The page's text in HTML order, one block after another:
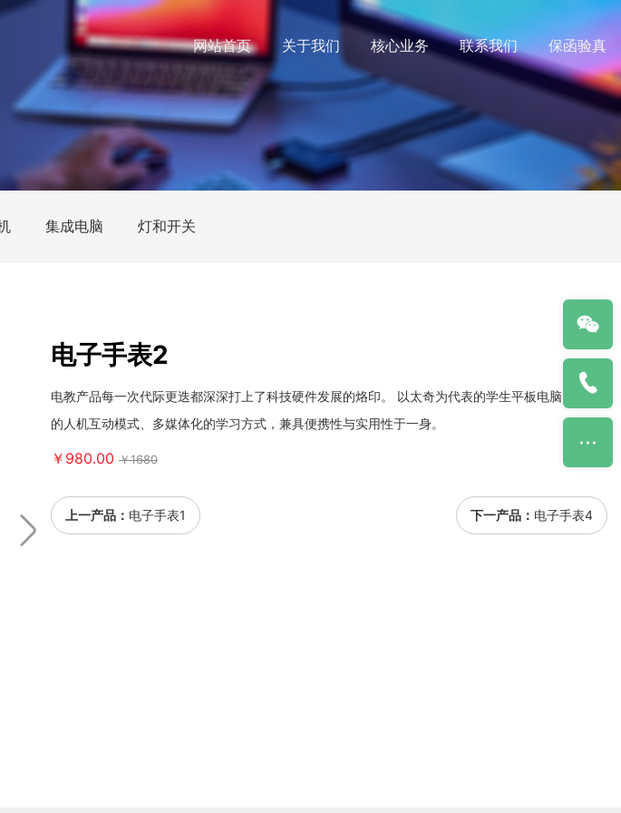
网站首页 关于我们 核心业务 联系我们 保函验真
集成电脑 灯和开关
电子手表2
电教产品每一次代际更迭都深深打上了科技硬件发展的烙印。 以太奇为代表的学生平板电脑以强大
的人机互动模式、多媒体化的学习方式，兼具便携性与实用性于一身。
￥980.00 ￥1680
上一产品： 电子手表1 下一产品： 电子手表4